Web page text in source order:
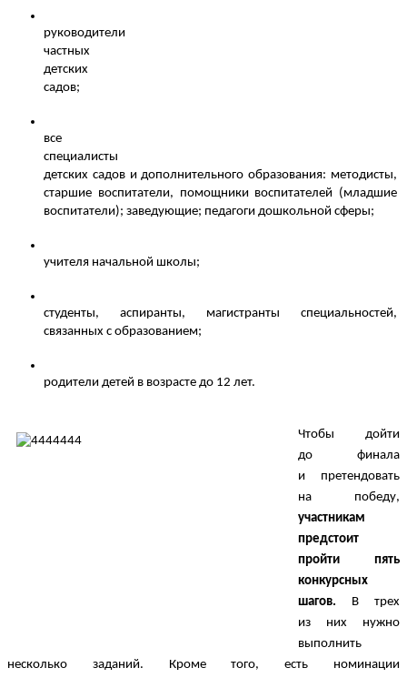
руководители
частных
детских
садов;
все
специалисты
детских садов и дополнительного образования: методисты,
старшие воспитатели, помощники воспитателей (младшие
воспитатели); заведующие; педагоги дошкольной сферы;
учителя начальной школы;
студенты, аспиранты, магистранты специальностей,
связанных с образованием;
родители детей в возрасте до 12 лет.
Чтобы дойти
до финала
и претендовать
участникам
предстоит
пройти пять
конкурсных
шагов. В трех
из них нужно
выполнить
несколько заданий. Кроме того, есть номинации